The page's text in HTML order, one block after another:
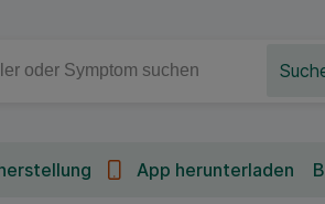
App herunterladen